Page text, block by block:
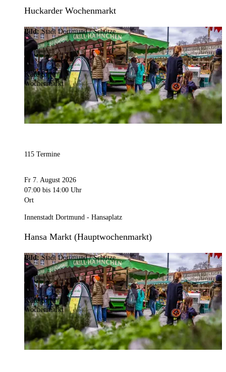
Huckarder Wochenmarkt
Bild:Stadt Dortmund / Schütze
Kategorie
Wochenmarkt
115 Termine
Fr 7. August 2026
07:00 bis 14:00 Uhr
Ort
Innenstadt Dortmund - Hansaplatz
Hansa Markt (Hauptwochenmarkt)
Bild:Stadt Dortmund / Schütze
Kategorie
Wochenmarkt